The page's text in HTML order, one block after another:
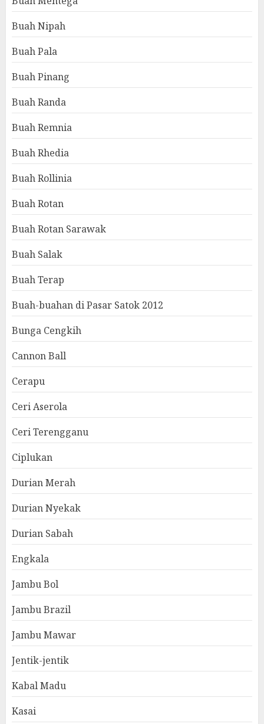
Buah Nipah
Buah Pala
Buah Pinang
Buah Randa
Buah Remnia
Buah Rhedia
Buah Rollinia
Buah Rotan
Buah Rotan Sarawak
Buah Salak
Buah Terap
Buah-buahan di Pasar Satok 2012
Bunga Cengkih
Cannon Ball
Cerapu
Ceri Aserola
Ceri Terengganu
Ciplukan
Durian Merah
Durian Nyekak
Durian Sabah
Engkala
Jambu Bol
Jambu Brazil
Jambu Mawar
Jentik-jentik
Kabal Madu
Kasai